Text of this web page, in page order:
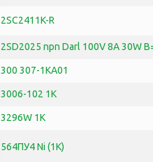
2SC2411K-R
2SD2025 npn Darl 100V 8A 30W
300 307-1KA01
3006-102 1K
3296W 1K
564ПУ4 Ni (1K)